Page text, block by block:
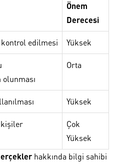
Önem
Derecesi
edilmesi Yüksek
olunması
Orta
Yüksek
kişiler
Çok
Yüksek
hakkında bilgi sahibi